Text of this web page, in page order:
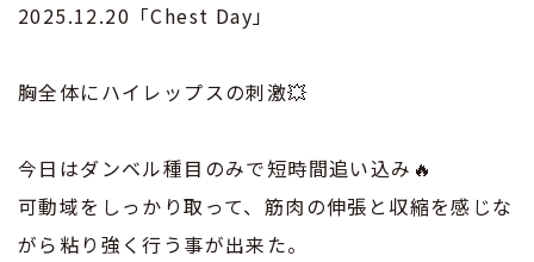
2025.12.20「Chest Day」
胸全体にハイレップスの刺激💥
今日はダンベル種目のみで短時間追い込み🔥
可動域をしっかり取って、筋肉の伸張と収縮を感じな
がら粘り強く行う事が出来た。